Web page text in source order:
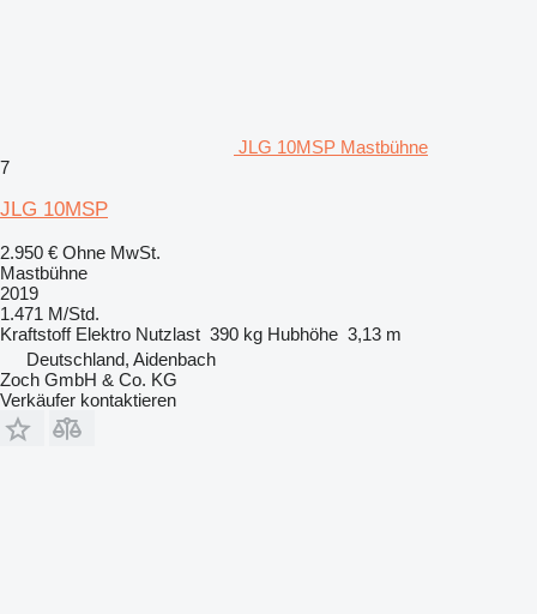
JLG 10MSP Mastbühne
7
JLG 10MSP
2.950 € Ohne MwSt.
Mastbühne
2019
1.471 M/Std.
Kraftstoff Elektro Nutzlast 390 kg Hubhöhe 3,13 m
Deutschland, Aidenbach
Zoch GmbH & Co. KG
Verkäufer kontaktieren